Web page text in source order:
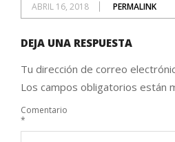
ABRIL 16, 2018 PERMALINK
DEJA UNA RESPUESTA
Tu dirección de correo
Los campos obligatorios están
Comentario
*